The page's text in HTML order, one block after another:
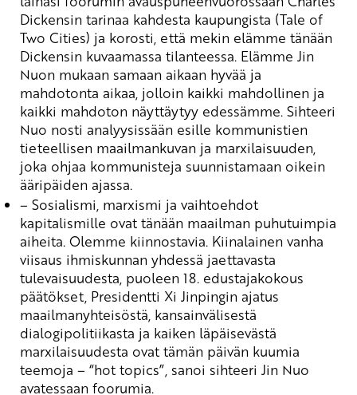
Dickensin tarinaa kahdesta kaupungista (Tale of
Two Cities) ja korosti, että mekin elämme tänään
Dickensin kuvaamassa tilanteessa. Elämme Jin
Nuon mukaan samaan aikaan hyvää ja
mahdotonta aikaa, jolloin kaikki mahdollinen ja
kaikki mahdoton näyttäytyy edessämme. Sihteeri
Nuo nosti analyysissään esille kommunistien
tieteellisen maailmankuvan ja marxilaisuuden,
joka ohjaa kommunisteja suunnistamaan oikein
ääripäiden ajassa.
– Sosialismi, marxismi ja vaihtoehdot
kapitalismille ovat tänään maailman puhutuimpia
aiheita. Olemme kiinnostavia. Kiinalainen vanha
viisaus ihmiskunnan yhdessä jaettavasta
tulevaisuudesta, puoleen 18. edustajakokous
päätökset, Presidentti Xi Jinpingin ajatus
maailmanyhteisöstä, kansainvälisestä
dialogipolitiikasta ja kaiken läpäisevästä
marxilaisuudesta ovat tämän päivän kuumia
teemoja – “hot topics”, sanoi sihteeri Jin Nuo
avatessaan foorumia.